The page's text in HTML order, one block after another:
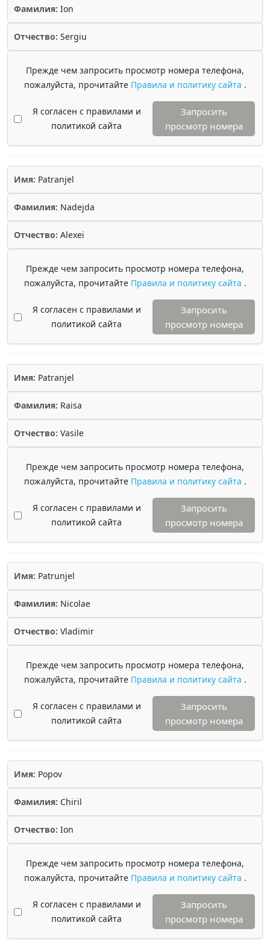
Фамилия: Ion
Отчество: Sergiu
Прежде чем запросить просмотр номера телефона,
пожалуйста, прочитайте Правила и политику сайта .
Я согласен с правилами и
политикой сайта
Запросить
просмотр номера
Имя: Patranjel
Фамилия: Nadejda
Отчество: Alexei
Прежде чем запросить просмотр номера телефона,
пожалуйста, прочитайте Правила и политику сайта .
Я согласен с правилами и
политикой сайта
Запросить
просмотр номера
Имя: Patranjel
Фамилия: Raisa
Отчество: Vasile
Прежде чем запросить просмотр номера телефона,
пожалуйста, прочитайте Правила и политику сайта .
Я согласен с правилами и
политикой сайта
Запросить
просмотр номера
Имя: Patrunjel
Фамилия: Nicolae
Отчество: Vladimir
Прежде чем запросить просмотр номера телефона,
пожалуйста, прочитайте Правила и политику сайта .
Я согласен с правилами и
политикой сайта
Запросить
просмотр номера
Имя: Popov
Фамилия: Chiril
Отчество: Ion
Прежде чем запросить просмотр номера телефона,
пожалуйста, прочитайте Правила и политику сайта .
Я согласен с правилами и
политикой сайта
Запросить
просмотр номера